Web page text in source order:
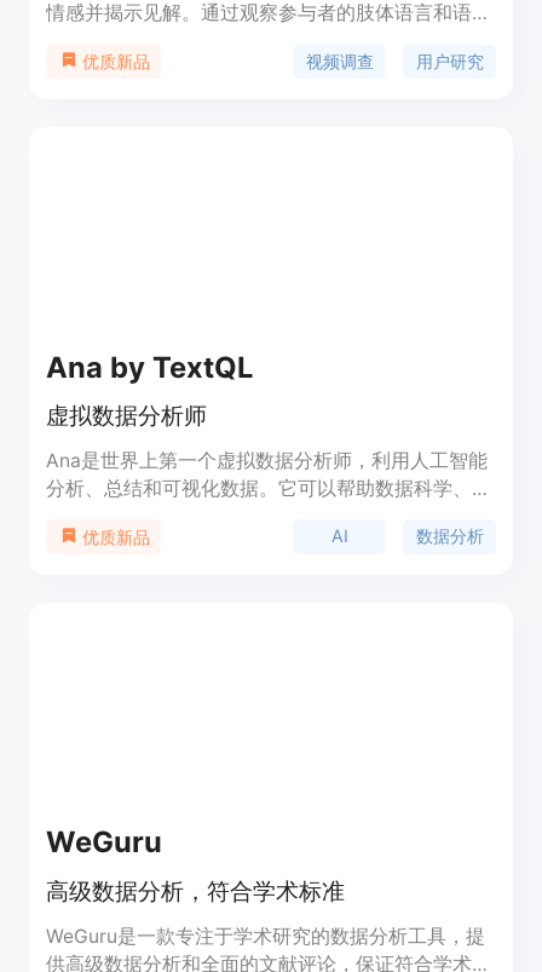
情感并揭示见解。通过观察参与者的肢体语言和语
模研究，并利用人工智能轻松分析回应。其简洁美观
优质新品 视频调查 用户研究
Ana by TextQL
虚拟数据分析师
Ana是世界上第一个虚拟数据分析师，利用人工智能
分析、总结和可视化数据。它可以帮助数据科学、销
并且提供高级的数据隐私保护和安全性。Ana的功能
优质新品 AI 数据分析
WeGuru
高级数据分析，符合学术标准
WeGuru是一款专注于学术研究的数据分析工具，提
供高级数据分析和全面的文献评论，保证符合学术标